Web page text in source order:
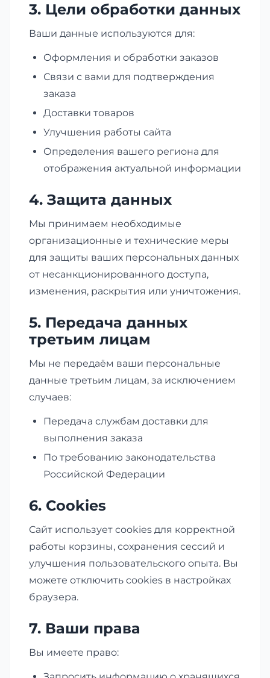
3. Цели обработки данных
Ваши данные используются для:
Оформления и обработки заказов
Связи с вами для подтверждения
заказа
Доставки товаров
Улучшения работы сайта
Определения вашего региона для
отображения актуальной информации
4. Защита данных
Мы принимаем необходимые
организационные и технические меры
для защиты ваших персональных данных
от несанкционированного доступа,
изменения, раскрытия или уничтожения.
5. Передача данных
третьим лицам
Мы не передаём ваши персональные
данные третьим лицам, за исключением
случаев:
Передача службам доставки для
выполнения заказа
По требованию законодательства
Российской Федерации
6. Cookies
Сайт использует cookies для корректной
работы корзины, сохранения сессий и
улучшения пользовательского опыта. Вы
можете отключить cookies в настройках
браузера.
7. Ваши права
Вы имеете право: